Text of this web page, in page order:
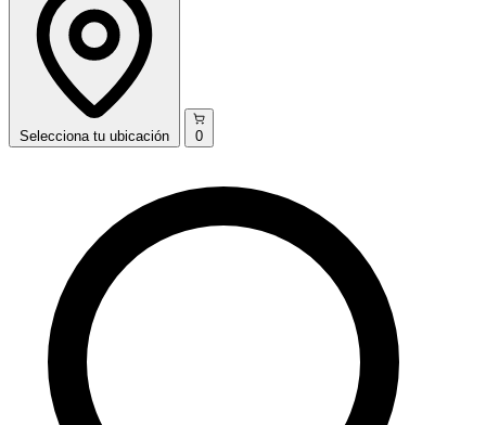
Selecciona tu ubicación 0